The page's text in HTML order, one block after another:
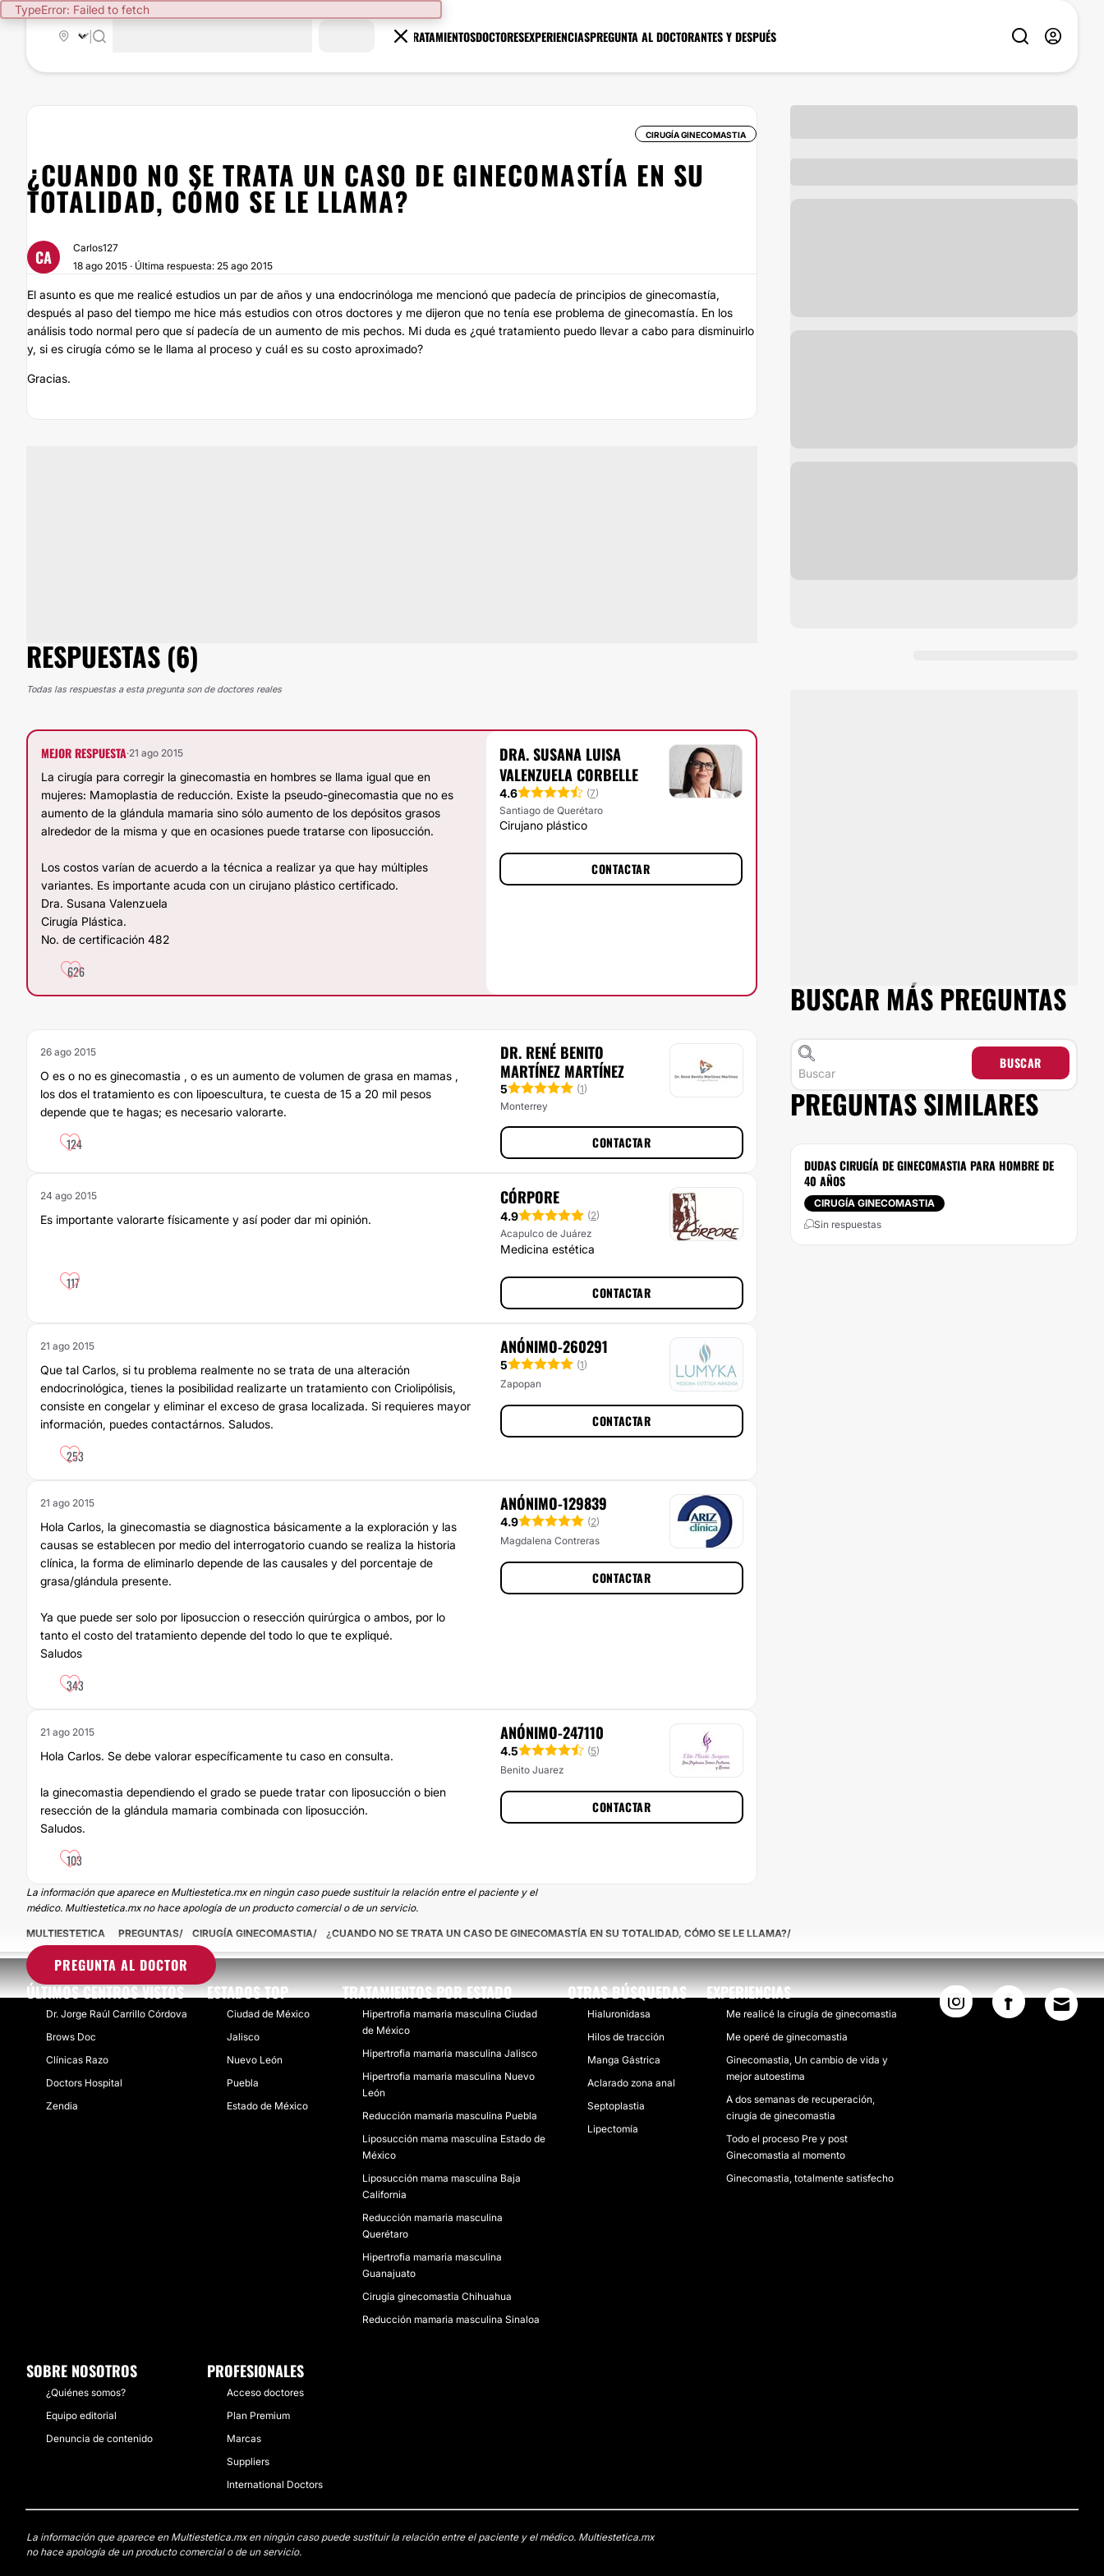
TypeError: Failed to fetch
TRATAMIENTOSDOCTORESEXPERIENCIASPREGUNTA AL DOCTORANTES Y DESPUÉS
CIRUGÍA GINECOMASTIA
¿CUANDO NO SE TRATA UN CASO DE GINECOMASTÍA EN SU
TOTALIDAD, CÓMO SE LE LLAMA?
CA
Carlos127
18 ago 2015 · Última respuesta: 25 ago 2015
El asunto es que me realicé estudios un par de años y una endocrinóloga me mencionó que padecía de principios de ginecomastía,
después al paso del tiempo me hice más estudios con otros doctores y me dijeron que no tenía ese problema de ginecomastía. En los
análisis todo normal pero que sí padecía de un aumento de mis pechos. Mi duda es ¿qué tratamiento puedo llevar a cabo para disminuirlo
y, si es cirugía cómo se le llama al proceso y cuál es su costo aproximado?
Gracias.
RESPUESTAS (6)
Todas las respuestas a esta pregunta son de doctores reales
MEJOR RESPUESTA·21 ago 2015
La cirugía para corregir la ginecomastia en hombres se llama igual que en
mujeres: Mamoplastia de reducción. Existe la pseudo-ginecomastia que no es
aumento de la glándula mamaria sino sólo aumento de los depósitos grasos
alrededor de la misma y que en ocasiones puede tratarse con liposucción.
Los costos varían de acuerdo a la técnica a realizar ya que hay múltiples
variantes. Es importante acuda con un cirujano plástico certificado.
Dra. Susana Valenzuela
Cirugía Plástica.
No. de certificación 482
626
DRA. SUSANA LUISA
VALENZUELA CORBELLE
4.6 (7)
Santiago de Querétaro
Cirujano plástico
CONTACTAR
26 ago 2015
O es o no es ginecomastia , o es un aumento de volumen de grasa en mamas ,
los dos el tratamiento es con lipoescultura, te cuesta de 15 a 20 mil pesos
depende que te hagas; es necesario valorarte.
124
DR. RENÉ BENITO
MARTÍNEZ MARTÍNEZ
5 (1)
Monterrey
CONTACTAR
24 ago 2015
Es importante valorarte físicamente y así poder dar mi opinión.
117
CÓRPORE
4.9 (2)
Acapulco de Juárez
Medicina estética
CONTACTAR
21 ago 2015
Que tal Carlos, si tu problema realmente no se trata de una alteración
endocrinológica, tienes la posibilidad realizarte un tratamiento con Criolipólisis,
consiste en congelar y eliminar el exceso de grasa localizada. Si requieres mayor
información, puedes contactárnos. Saludos.
253
ANÓNIMO-260291
5 (1)
Zapopan
CONTACTAR
21 ago 2015
Hola Carlos, la ginecomastia se diagnostica básicamente a la exploración y las
causas se establecen por medio del interrogatorio cuando se realiza la historia
clínica, la forma de eliminarlo depende de las causales y del porcentaje de
grasa/glándula presente.
Ya que puede ser solo por liposuccion o resección quirúrgica o ambos, por lo
tanto el costo del tratamiento depende del todo lo que te expliqué.
Saludos
343
ANÓNIMO-129839
4.9 (2)
Magdalena Contreras
CONTACTAR
21 ago 2015
Hola Carlos. Se debe valorar específicamente tu caso en consulta.
la ginecomastia dependiendo el grado se puede tratar con liposucción o bien
resección de la glándula mamaria combinada con liposucción.
Saludos.
103
ANÓNIMO-247110
4.5 (5)
Benito Juarez
CONTACTAR
BUSCAR MÁS PREGUNTAS
BUSCAR
PREGUNTAS SIMILARES
DUDAS CIRUGÍA DE GINECOMASTIA PARA HOMBRE DE
40 AÑOS
CIRUGÍA GINECOMASTIA
Sin respuestas
La información que aparece en Multiestetica.mx en ningún caso puede sustituir la relación entre el paciente y el
médico. Multiestetica.mx no hace apología de un producto comercial o de un servicio.
PREGUNTA AL DOCTOR
MULTIESTETICA PREGUNTAS CIRUGÍA GINECOMASTIA ¿CUANDO NO SE TRATA UN CASO DE GINECOMASTÍA EN SU TOTALIDAD, CÓMO SE LE LLAMA?
ÚLTIMOS CENTROS VISTOS
Dr. Jorge Raúl Carrillo Córdova
Brows Doc
Clínicas Razo
Doctors Hospital
Zendia
ESTADOS TOP
Ciudad de México
Jalisco
Nuevo León
Puebla
Estado de México
TRATAMIENTOS POR ESTADO
Hipertrofia mamaria masculina Ciudad
de México
Hipertrofia mamaria masculina Jalisco
Hipertrofia mamaria masculina Nuevo
León
Reducción mamaria masculina Puebla
Liposucción mama masculina Estado de
México
Liposucción mama masculina Baja
California
Reducción mamaria masculina
Querétaro
Hipertrofia mamaria masculina
Guanajuato
Cirugía ginecomastia Chihuahua
Reducción mamaria masculina Sinaloa
OTRAS BÚSQUEDAS
Hialuronidasa
Hilos de tracción
Manga Gástrica
Aclarado zona anal
Septoplastia
Lipectomía
EXPERIENCIAS
Me realicé la cirugía de ginecomastia
Me operé de ginecomastia
Ginecomastia, Un cambio de vida y
mejor autoestima
A dos semanas de recuperación,
cirugía de ginecomastia
Todo el proceso Pre y post
Ginecomastia al momento
Ginecomastia, totalmente satisfecho
SOBRE NOSOTROS
¿Quiénes somos?
Equipo editorial
Denuncia de contenido
PROFESIONALES
Acceso doctores
Plan Premium
Marcas
Suppliers
International Doctors
La información que aparece en Multiestetica.mx en ningún caso puede sustituir la relación entre el paciente y el médico. Multiestetica.mx
no hace apología de un producto comercial o de un servicio.